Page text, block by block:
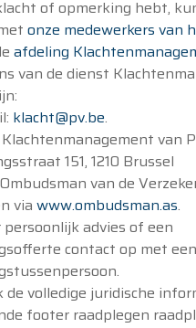
of opmerking hebt,
onze medewerkers van
afdeling
van de dienst
klacht@pv.be.
van
151, 1210 Brussel
van de
via www.ombudsman.as.
persoonlijk advies of een
contact op met een
de volledige juridische
footer raadplegen